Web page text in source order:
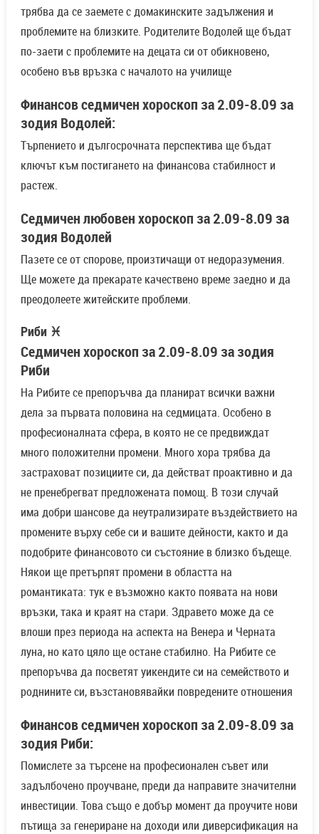
трябва да се заемете с домакинските задължения и
проблемите на близките. Родителите Водолей ще бъдат
по-заети с проблемите на децата си от обикновено,
особено във връзка с началото на училище
Финансов седмичен хороскоп за 2.09-8.09 за
зодия Водолей:
Търпението и дългосрочната перспектива ще бъдат
ключът към постигането на финансова стабилност и
растеж.
Седмичен любовен хороскоп за 2.09-8.09 за
зодия Водолей
Пазете се от спорове, произтичащи от недоразумения.
Ще можете да прекарате качествено време заедно и да
преодолеете житейските проблеми.
Риби ♓
Седмичен хороскоп за 2.09-8.09 за зодия
Риби
На Рибите се препоръчва да планират всички важни
дела за първата половина на седмицата. Особено в
професионалната сфера, в която не се предвиждат
много положителни промени. Много хора трябва да
застраховат позициите си, да действат проактивно и да
не пренебрегват предложената помощ. В този случай
има добри шансове да неутрализирате въздействието на
промените върху себе си и вашите дейности, както и да
подобрите финансовото си състояние в близко бъдеще.
Някои ще претърпят промени в областта на
романтиката: тук е възможно както появата на нови
връзки, така и краят на стари. Здравето може да се
влоши през периода на аспекта на Венера и Черната
луна, но като цяло ще остане стабилно. На Рибите се
препоръчва да посветят уикендите си на семейството и
роднините си, възстановявайки повредените отношения
Финансов седмичен хороскоп за 2.09-8.09 за
зодия Риби:
Помислете за търсене на професионален съвет или
задълбочено проучване, преди да направите значителни
инвестиции. Това също е добър момент да проучите нови
пътища за генериране на доходи или диверсификация на